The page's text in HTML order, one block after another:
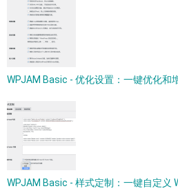
WPJAM Basic - 优化设置：一键优化和
WPJAM Basic - 样式定制：一键自定义